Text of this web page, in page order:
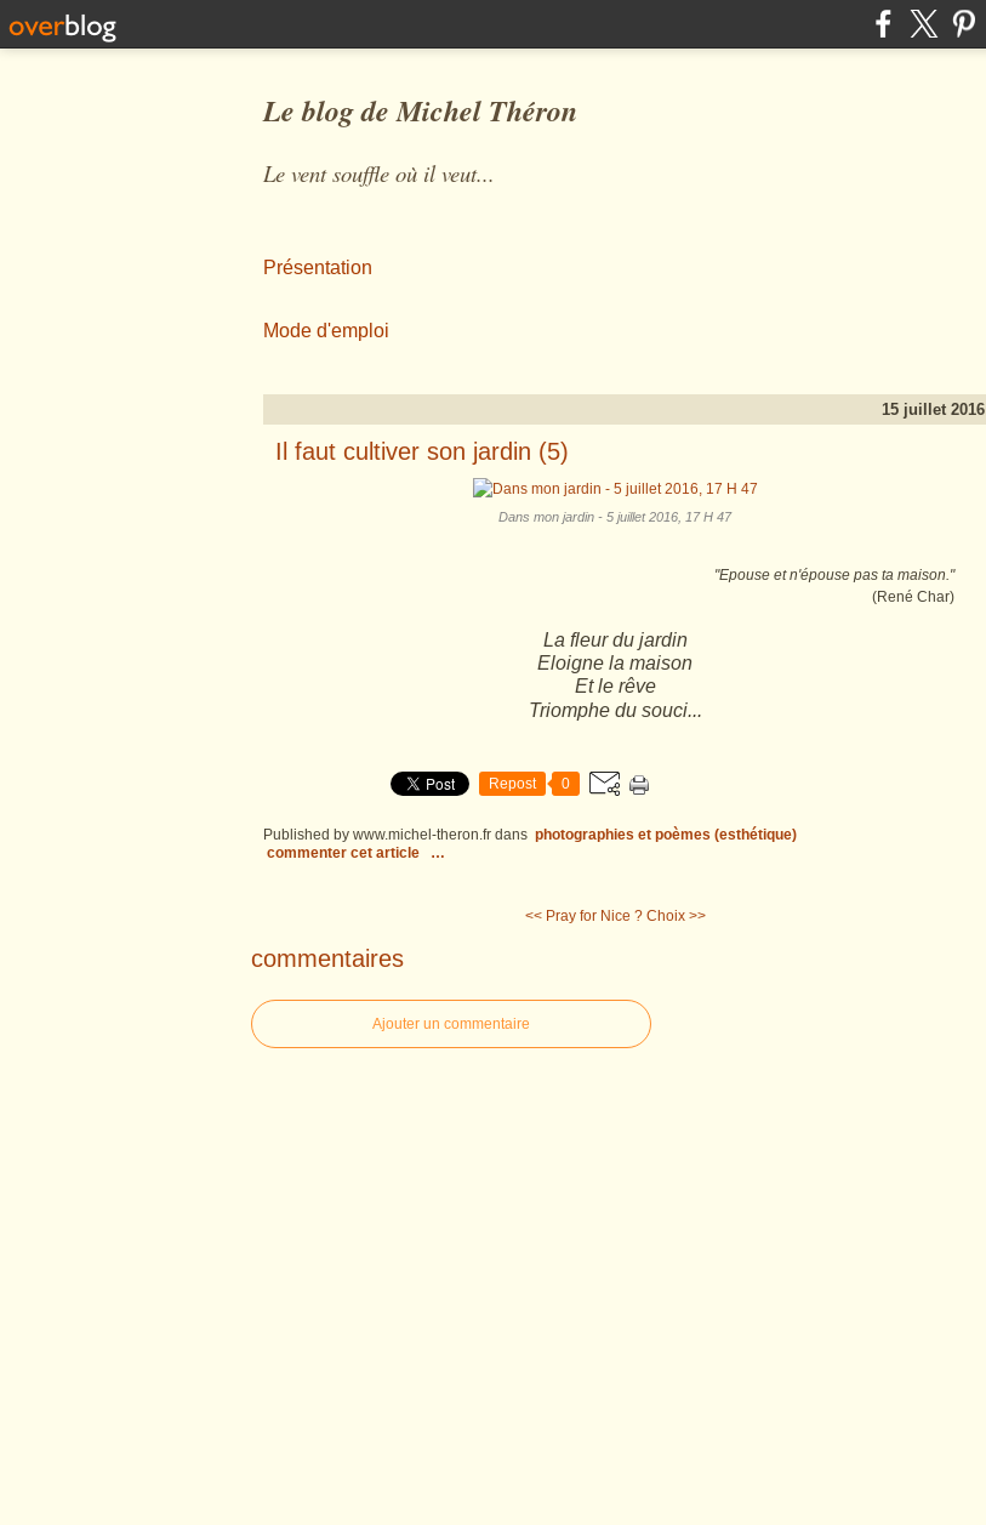
Le blog de Michel Théron
Le vent souffle où il veut...
Présentation
Mode d'emploi
15 juillet 2016
Il faut cultiver son jardin (5)
Dans mon jardin - 5 juillet 2016, 17 H 47
"Epouse et n'épouse pas ta maison."
(René Char)
La fleur du jardin
Eloigne la maison
Et le rêve
Triomphe du souci...
Repost 0
Published by www.michel-theron.fr dans photographies et poèmes (esthétique)
commenter cet article
…
<< Pray for Nice ? Choix >>
commentaires
Ajouter un commentaire